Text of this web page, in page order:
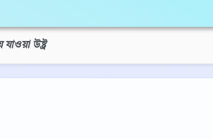
যাওয়া উষ্ট্র